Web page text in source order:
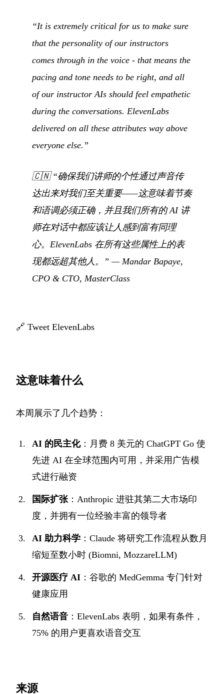
“It is extremely critical for us to make sure
that the personality of our instructors
comes through in the voice - that means the
pacing and tone needs to be right, and all
of our instructor AIs should feel empathetic
during the conversations. ElevenLabs
delivered on all these attributes way above
everyone else.”
🇨🇳“确保我们讲师的个性通过声音传
达出来对我们至关重要——这意味着节奏
和语调必须正确，并且我们所有的 AI 讲
师在对话中都应该让人感到富有同理
心。ElevenLabs 在所有这些属性上的表
现都远超其他人。” — Mandar Bapaye,
CPO & CTO, MasterClass
🔗 Tweet ElevenLabs
这意味着什么
本周展示了几个趋势：
AI 的民主化：月费 8 美元的 ChatGPT Go 使
先进 AI 在全球范围内可用，并采用广告模
式进行融资
国际扩张：Anthropic 进驻其第二大市场印
度，并拥有一位经验丰富的领导者
AI 助力科学 ：Claude 将研究工作流程从数月
缩短至数小时 (Biomni, MozzareLLM)
开源医疗 AI ：谷歌的 MedGemma 专门针对
健康应用
自然语音 ：ElevenLabs 表明，如果有条件，
75% 的用户更喜欢语音交互
来源